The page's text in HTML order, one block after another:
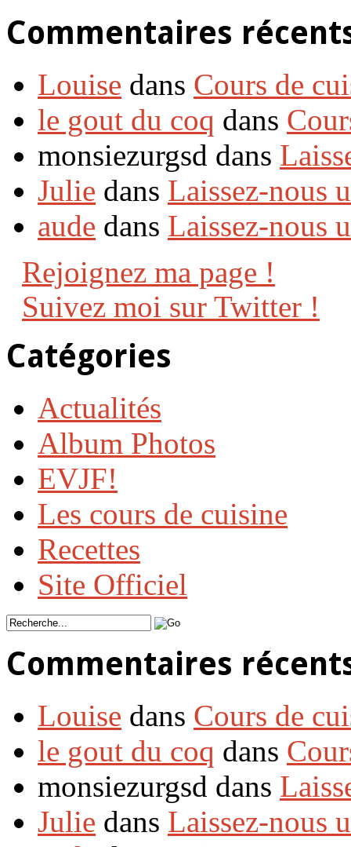
Commentaires
Louise dans Cours de
le gout du coq dans
monsiezurgsd dans
Julie dans Laissez-nous
aude dans Laissez-nous
Rejoignez ma page !
Suivez moi sur Twitter !
Catégories
Actualités
Album Photos
EVJF!
Les cours de cuisine
Recettes
Site Officiel
Commentaires
Louise dans Cours de
le gout du coq dans
monsiezurgsd dans
Julie dans Laissez-nous